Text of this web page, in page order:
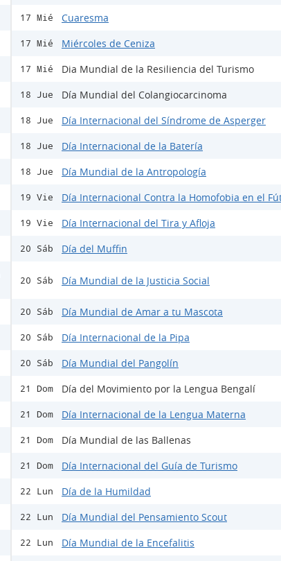
17 Mié Cuaresma
17 Mié Miércoles de Ceniza
17 Mié Dia Mundial de la Resiliencia del Turismo
18 Jue Día Mundial del Colangiocarcinoma
18 Jue Día Internacional del Síndrome de Asperger
18 Jue Día Internacional de la Batería
18 Jue Día Mundial de la Antropología
19 Vie Día Internacional Contra la Homofobia en el
19 Vie Día Internacional del Tira y Afloja
20 Sáb Día del Muffin
20 Sáb Día Mundial de la Justicia Social
20 Sáb Día Mundial de Amar a tu Mascota
20 Sáb Día Internacional de la Pipa
20 Sáb Día Mundial del Pangolín
21 Dom Día del Movimiento por la Lengua Bengalí
21 Dom Día Internacional de la Lengua Materna
21 Dom Día Mundial de las Ballenas
21 Dom Día Internacional del Guía de Turismo
22 Lun Día de la Humildad
22 Lun Día Mundial del Pensamiento Scout
22 Lun Día Mundial de la Encefalitis